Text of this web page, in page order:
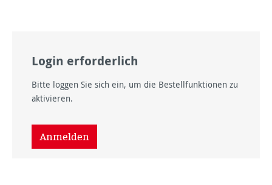
Login erforderlich
Bitte loggen Sie sich ein, um die Bestellfunktionen zu
aktivieren.
Anmelden